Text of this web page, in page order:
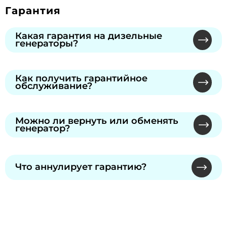
Гарантия
Какая гарантия на дизельные
генераторы?
производителей через сеть
сертифицированных сервисных центров.
талоне, который вы получите при покупке.
Как получить гарантийное
обслуживание?
сервисный центр производителя по номеру из
талона. Предъявите талон — без него
сохраняется при официальном ТО.
Можно ли вернуть или обменять
генератор?
невозможны по законодательству РФ "О
ЗАЩИТЕ ПРАВ ПОТРЕБИТЕЛЕЙ" от 07.02.1992 N
Что аннулирует гарантию?